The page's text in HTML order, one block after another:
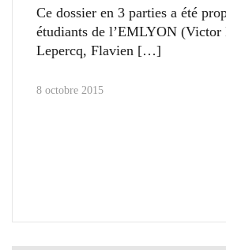
Ce dossier en 3 parties a été
étudiants de l’EMLYON
Lepercq, Flavien
8 octobre 2015